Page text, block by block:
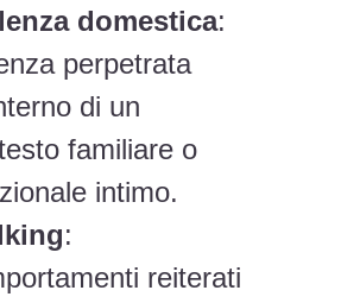
domestica:
perpetrata
di un
familiare o
intimo.
:
reiterati